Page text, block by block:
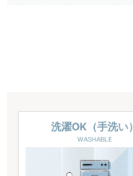
洗濯OK（手洗い）
WASHABLE